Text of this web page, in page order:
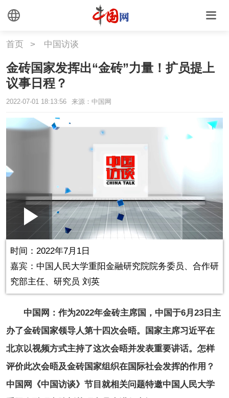
首页 > 中国访谈
金砖国家发挥出“金砖”力量！扩员提上
议事日程？
2022-07-01 18:13:56 来源：中国网
Play
Video
Mute
Picture-
Picture
时间：2022年7月1日
嘉宾：中国人民大学重阳金融研究院院务委员、合作研
究部主任、研究员 刘英
中国网：作为2022年金砖主席国，中国于6月23日主
办了金砖国家领导人第十四次会晤。国家主席习近平在
北京以视频方式主持了这次会晤并发表重要讲话。怎样
评价此次会晤及金砖国家组织在国际社会发挥的作用？
中国网《中国访谈》节目就相关问题特邀中国人民大学